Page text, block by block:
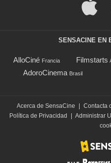
SENSACINE EN
AlloCiné Francia Filmstarts
AdoroCinema Brasil
Acerca de SensaCine Contacta
Política de Privacidad
Administrar